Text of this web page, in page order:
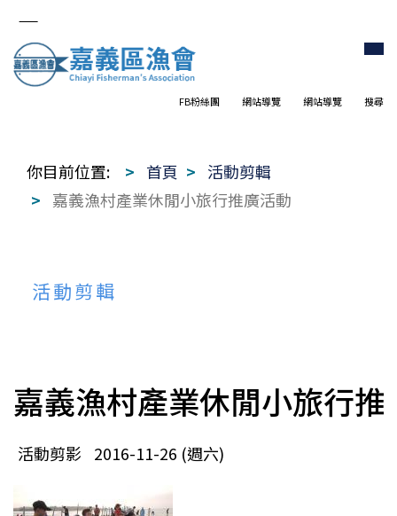
FB粉絲團 網站導覽 網站導覽 搜尋
你目前位置: 首頁
活動剪輯
嘉義漁村產業休閒小旅行推廣活動
活動剪輯
嘉義漁村產業休閒小旅行推
活動剪影 2016-11-26 (週六)